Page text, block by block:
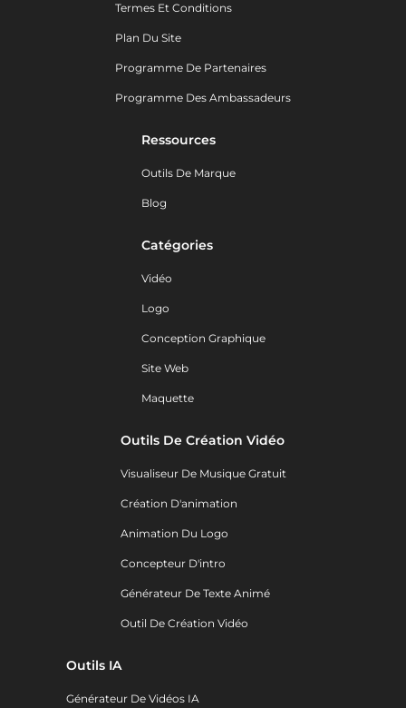
Termes Et Conditions
Plan Du Site
Programme De Partenaires
Programme Des Ambassadeurs
Ressources
Outils De Marque
Blog
Catégories
Vidéo
Logo
Conception Graphique
Site Web
Maquette
Outils De Création Vidéo
Visualiseur De Musique Gratuit
Création D'animation
Animation Du Logo
Concepteur D'intro
Générateur De Texte Animé
Outil De Création Vidéo
Outils IA
Générateur De Vidéos IA